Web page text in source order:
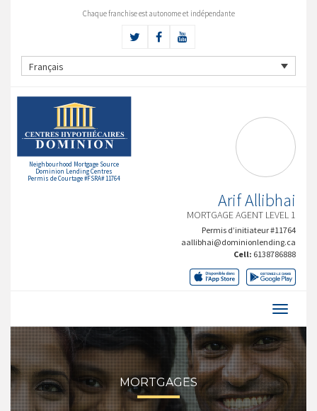
Chaque franchise est autonome et indépendante
Français
Neighbourhood Mortgage Source
Dominion Lending Centres
Permis de Courtage #FSRA# 11764
Arif Allibhai
MORTGAGE AGENT LEVEL 1
Permis d’initiateur #11764
aallibhai@dominionlending.ca
Cell: 6138786888
MORTGAGES